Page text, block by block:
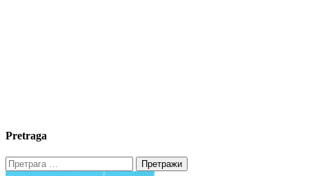
Pretraga
Претрага